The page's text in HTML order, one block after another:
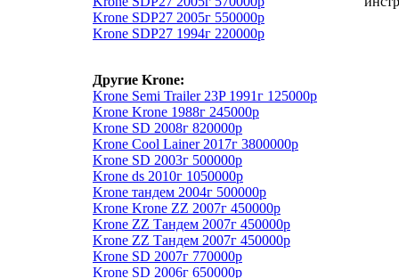
Krone SDP27 2005г 550000р
Krone SDP27 1994г 220000р
Другие Krone:
Krone Semi Trailer 23P 1991г 125000р
Krone Krone 1988г 245000р
Krone SD 2008г 820000р
Krone Cool Lainer 2017г 3800000р
Krone SD 2003г 500000р
Krone ds 2010г 1050000р
Krone тандем 2004г 500000р
Krone Krone ZZ 2007г 450000р
Krone ZZ Тандем 2007г 450000р
Krone ZZ Тандем 2007г 450000р
Krone SD 2007г 770000р
Krone SD 2006г 650000р